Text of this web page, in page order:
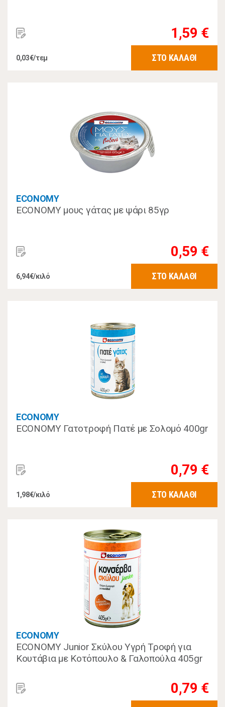
1,59 €
0,03€/τεμ ΣΤΟ ΚΑΛΑΘΙ
ECONOMY
ECONOMY μους γάτας με ψάρι 85γρ
0,59 €
6,94€/κιλό ΣΤΟ ΚΑΛΑΘΙ
ECONOMY
ECONOMY Γατοτροφή Πατέ με Σολομό 400gr
0,79 €
1,98€/κιλό ΣΤΟ ΚΑΛΑΘΙ
ECONOMY
ECONOMY Junior Σκύλου Υγρή Τροφή για
Κουτάβια με Κοτόπουλο & Γαλοπούλα 405gr
0,79 €